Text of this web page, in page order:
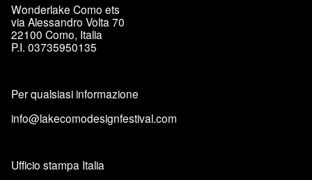
Wonderlake Como ets
via Alessandro Volta 70
22100 Como, Italia
P.I. 03735950135
Per qualsiasi informazione
info@lakecomodesignfestival.com
Ufficio stampa Italia